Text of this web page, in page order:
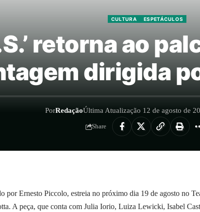
CULTURA ESPETÁCULOS
retorna ao
dirigida
PorRedaçãoÚltima Atualização 12 de agosto de
Share
por Ernesto Piccolo, estreia no próximo dia 19 de agosto no
A peça, que conta com Julia Iorio, Luiza Lewicki, Isabel